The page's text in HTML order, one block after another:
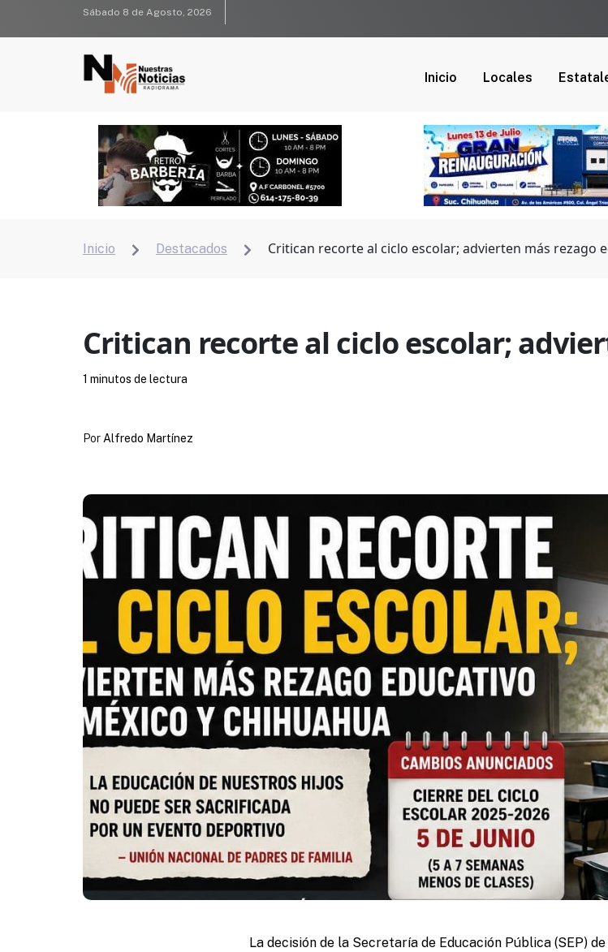
Sábado 8 de Agosto, 2026
Inicio Locales
Inicio  Destacados  Critican recorte al ciclo escolar; advierten más rezago
Critican recorte al ciclo escolar;
Por Alfredo Martínez
1 minutos de lectura
La decisión de la Secretaría de Educación Pública (SEP)